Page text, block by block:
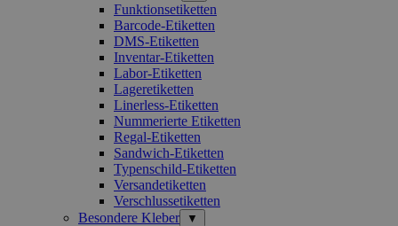
Funktionsetiketten
Barcode-Etiketten
DMS-Etiketten
Inventar-Etiketten
Labor-Etiketten
Lageretiketten
Linerless-Etiketten
Nummerierte Etiketten
Regal-Etiketten
Sandwich-Etiketten
Typenschild-Etiketten
Versandetiketten
Verschlussetiketten
Besondere Kleber
▼